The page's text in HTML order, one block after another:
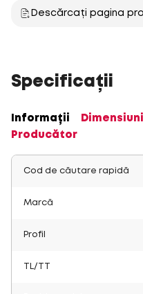
Descărcați pagina
Specificații
Informații Dimensiuni
Producător
Cod de căutare rapidă
Marcă
Profil
TL/TT